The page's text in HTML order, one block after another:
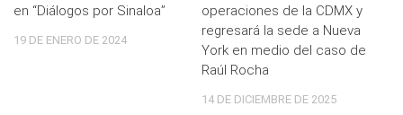
en “Diálogos por Sinaloa”
19 DE ENERO DE 2024
operaciones de la CDMX y
regresará la sede a Nueva
York en medio del caso de
Raúl Rocha
14 DE DICIEMBRE DE 2025